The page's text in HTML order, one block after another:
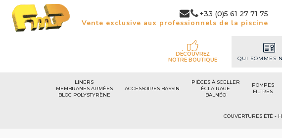
+33 (0)5 61 27 71 75
Vente exclusive aux professionnels de la piscine
DÉCOUVREZ
NOTRE BOUTIQUE
QUI SOMMES
LINERS
MEMBRANES ARMÉES
BLOC POLYSTYRÈNE
ACCESSOIRES BASSIN
PIÈCES À SCELLER
ÉCLAIRAGE
BALNÉO
POMPES
FILTRES
COUVERTURES ÉTÉ -